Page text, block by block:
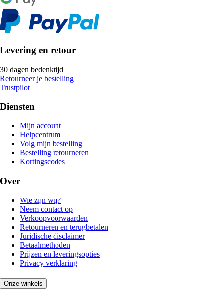
Levering en retour
30 dagen bedenktijd
Retourneer je bestelling
Trustpilot
Diensten
Mijn account
Helpcentrum
Volg mijn bestelling
Bestelling retourneren
Kortingscodes
Over
Wie zijn wij?
Neem contact op
Verkoopvoorwaarden
Retourneren en terugbetalen
Juridische disclaimer
Betaalmethoden
Prijzen en leveringsopties
Privacy verklaring
Onze winkels